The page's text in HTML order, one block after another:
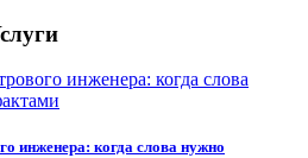
инженера: когда слова нужно